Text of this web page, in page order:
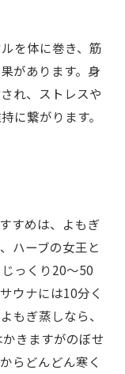
を体に巻き、筋
があります。身
れ、ストレスや
に繋がります。
すめは、よもぎ
ハーブの女王と
っくり20～50
ウナには10分く
もぎ蒸しなら、
きますがのぼせ
らどんどん寒く